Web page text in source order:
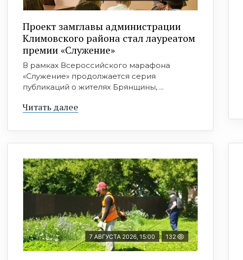
Проект замглавы администрации
Климовского района стал лауреатом
премии «Служение»
В рамках Всероссийского марафона
«Служение» продолжается серия
публикаций о жителях Брянщины, ...
Читать далее
7 АВГУСТА 2026, 15:00 132